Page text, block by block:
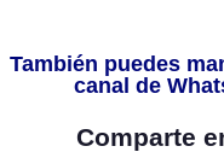
También puedes
canal de
Comparte